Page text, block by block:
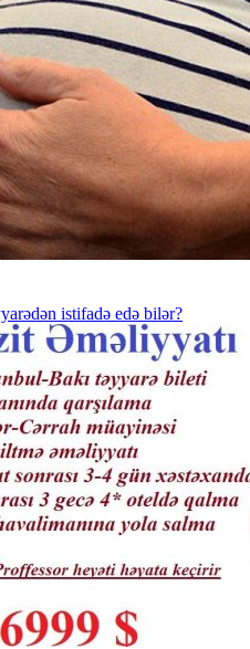
istifadə edə bilər?